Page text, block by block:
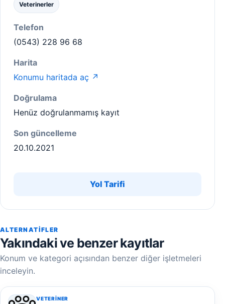
Veterinerler
Telefon
(0543) 228 96 68
Harita
Konumu haritada aç ↗
Doğrulama
Henüz doğrulanmamış kayıt
Son güncelleme
20.10.2021
Yol Tarifi
ALTERNATIFLER
Yakındaki ve benzer kayıtlar
Konum ve kategori açısından benzer diğer işletmeleri
inceleyin.
VETERINER